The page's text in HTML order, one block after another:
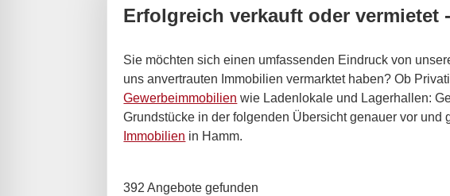
Erfolgreich verkauft oder vermietet
Sie möchten sich einen umfassenden Eindruck von
uns anvertrauten Immobilien vermarktet haben? Ob
Gewerbeimmobilien wie Ladenlokale und Lagerhallen:
Grundstücke in der folgenden Übersicht genauer vor
Immobilien in Hamm.
392 Angebote gefunden